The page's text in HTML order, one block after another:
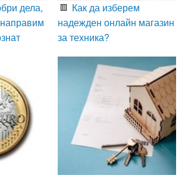
дела,
Как да изберем
надежден онлайн магазин
за техника?